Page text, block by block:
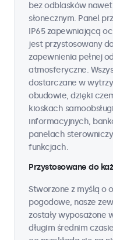
bez odblasków
słonecznym. Panel
IP65 zapewniającą
jest przystosowany
zapewnienia pełnej
atmosferyczne.
dostarczane w
obudowie, dzięki
kioskach
informacyjnych,
panelach
funkcjach.
Przystosowane do
Stworzone z myślą o
pogodowe, nasze
zostały wyposażone
długim średnim